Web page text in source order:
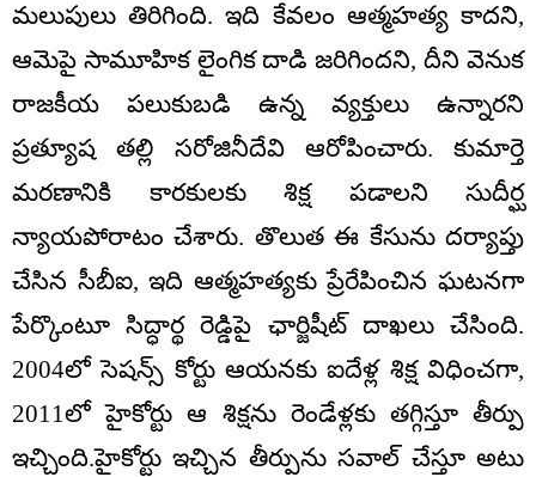
మలుపులు తిరిగింది. ఇది కేవలం ఆత్మహత్య కాదని,
ఆమెపై సామూహిక లైంగిక దాడి జరిగిందని, దీని వెనుక
రాజకీయ పలుకుబడి ఉన్న వ్యక్తులు ఉన్నారని
ప్రత్యూష తల్లి సరోజినీదేవి ఆరోపించారు. కుమార్తె
మరణానికి కారకులకు శిక్ష పడాలని సుదీర్ఘ
న్యాయపోరాటం చేశారు. తొలుత ఈ కేసును దర్యాప్తు
చేసిన సీబీఐ, ఇది ఆత్మహత్యకు ప్రేరేపించిన ఘటనగా
పేర్కొంటూ సిద్ధార్థ రెడ్డిపై ఛార్జిషీట్ దాఖలు చేసింది.
2004లో సెషన్స్ కోర్టు ఆయనకు ఐదేళ్ల శిక్ష విధించగా,
2011లో హైకోర్టు ఆ శిక్షను రెండేళ్లకు తగ్గిస్తూ తీర్పు
ఇచ్చింది.హైకోర్టు ఇచ్చిన తీర్పును సవాల్ చేస్తూ అటు